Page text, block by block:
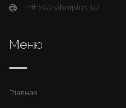
https://viborplus.ru/
Меню
Главная